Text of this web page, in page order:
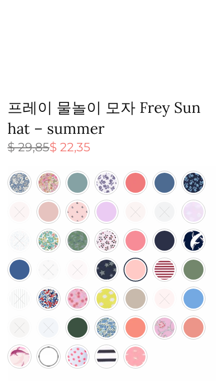
프레이 물놀이 모자 Frey Sun
hat – summer
$29,85
원래 가
격:
$ 22,35
현재 가
격: